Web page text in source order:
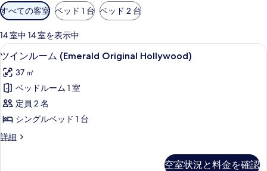
利
用
可
能
な
客
室
の
り
込
すべての客室 ベッド 1 台 ベッド 2 台
14 室中 14 室を表示中
ツ
イ
ン
ル
ー
(Emerald
高級寝具、ミニバー、セーフティボ
4
ツインルーム (Emerald Original Hollywood)
37 ㎡
ベッドルーム 1 室
定員 2 名
シングルベッド 1 台
詳細
ツ
空室状況と料金を確認